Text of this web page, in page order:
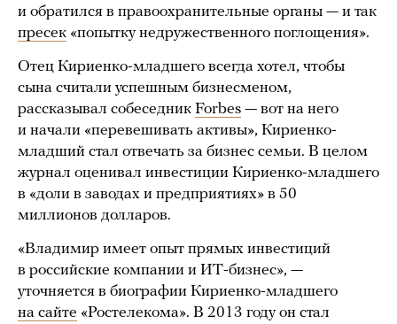
и обратился в правоохранительные органы — и так
пресек «попытку недружественного поглощения».
Отец Кириенко-младшего всегда хотел, чтобы
сына считали успешным бизнесменом,
рассказывал собеседник Forbes — вот на него
и начали «перевешивать активы», Кириенко-
младший стал отвечать за бизнес семьи. В целом
журнал оценивал инвестиции Кириенко-младшего
в «доли в заводах и предприятиях» в 50
миллионов долларов.
«Владимир имеет опыт прямых инвестиций
в российские компании и ИТ-бизнес», —
уточняется в биографии Кириенко-младшего
на сайте «Ростелекома». В 2013 году он стал